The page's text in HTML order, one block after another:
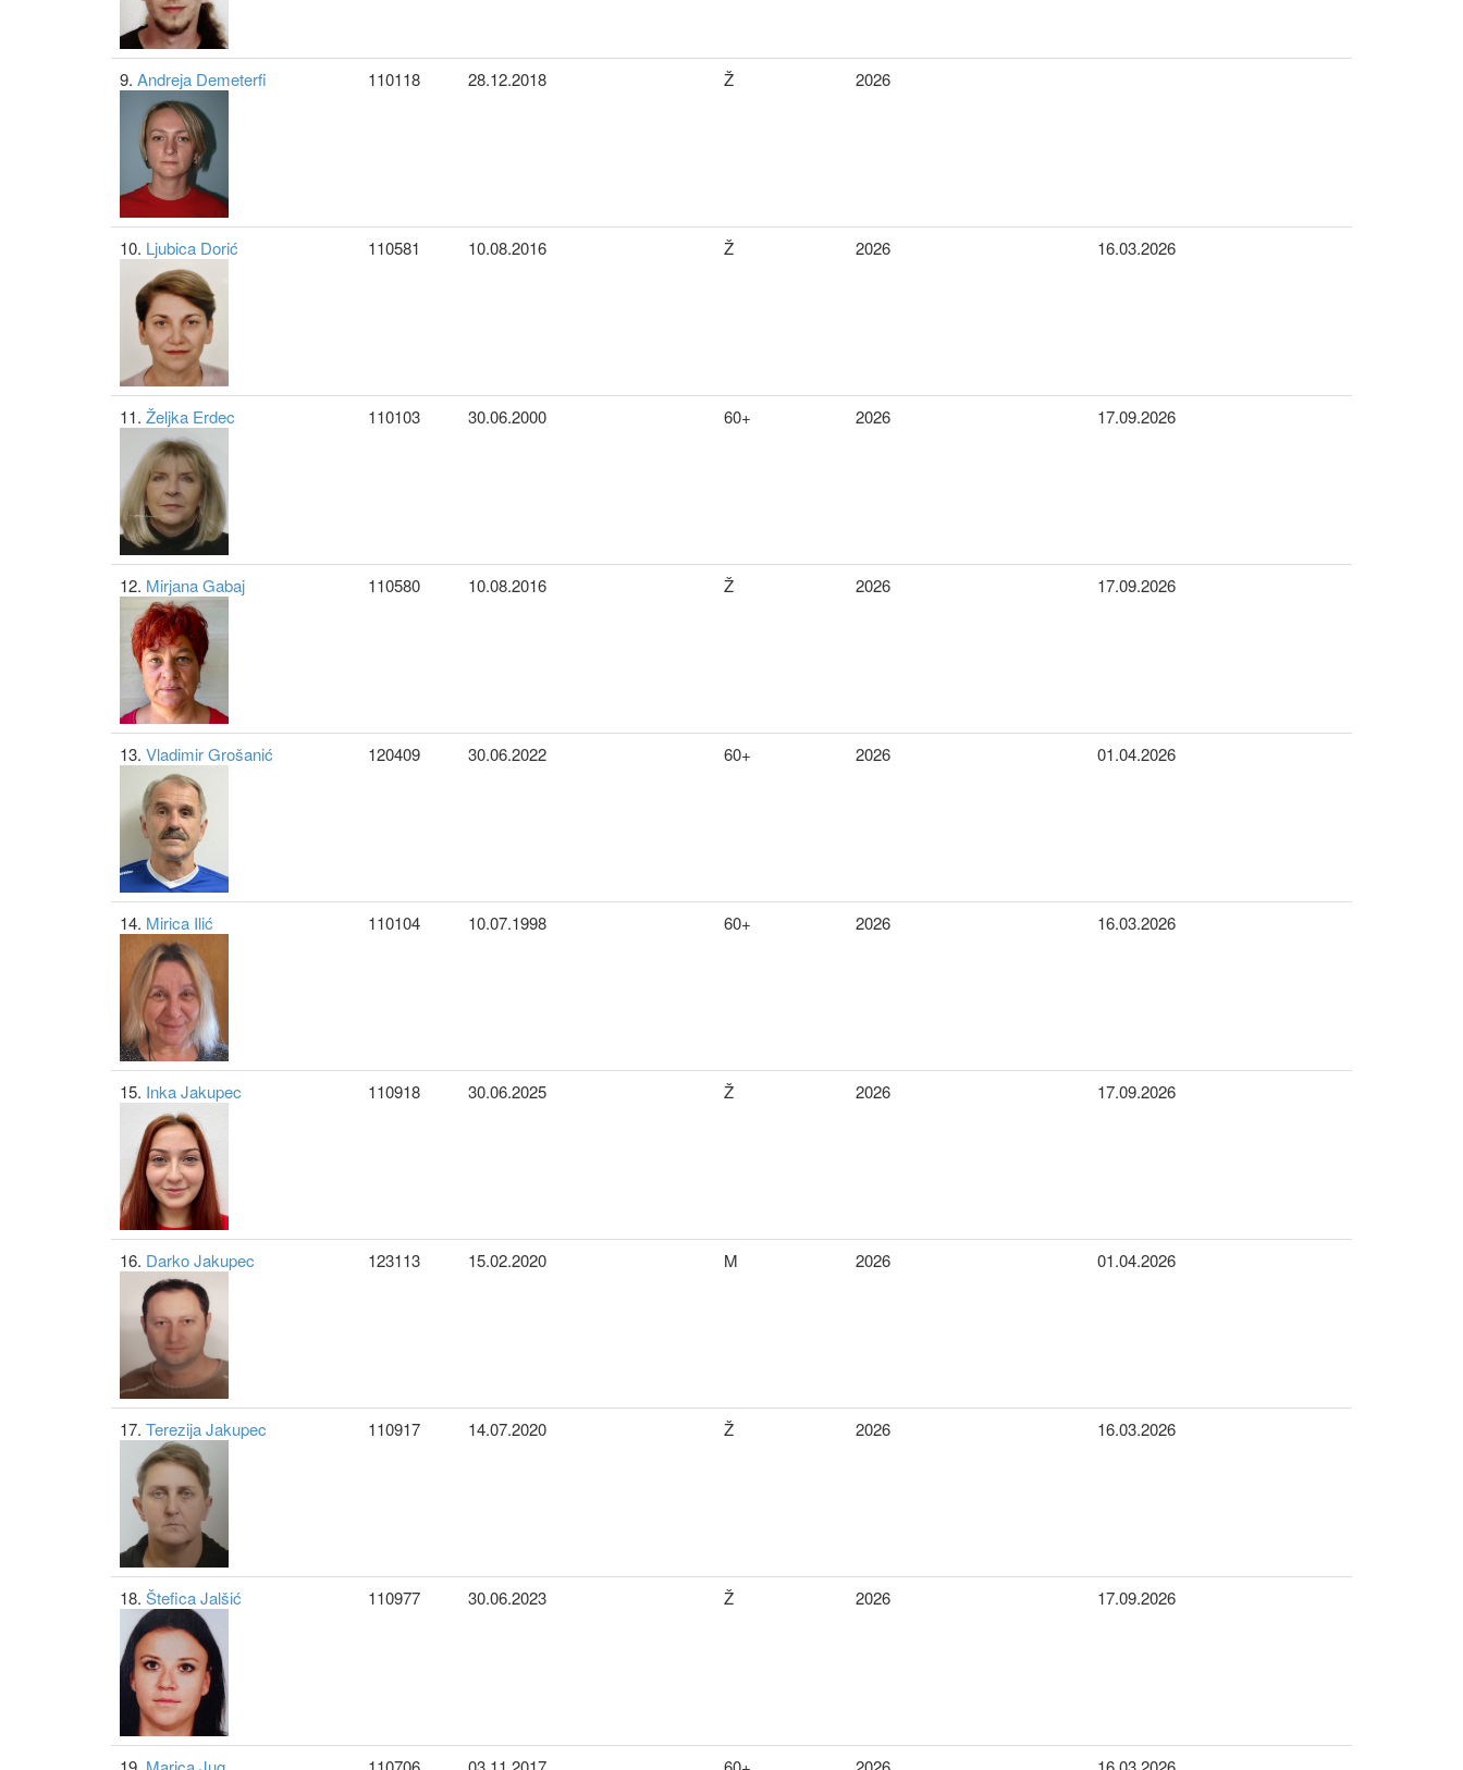
9. Andreja Demeterfi 110118 28.12.2018 Ž 2026
10. Ljubica Dorić 110581 10.08.2016 Ž 2026 16.03.2026
11. Željka Erdec 110103 30.06.2000 60+ 2026 17.09.2026
12. Mirjana Gabaj 110580 10.08.2016 Ž 2026 17.09.2026
13. Vladimir Grošanić 120409 30.06.2022 60+ 2026 01.04.2026
14. Mirica Ilić 110104 10.07.1998 60+ 2026 16.03.2026
15. Inka Jakupec 110918 30.06.2025 Ž 2026 17.09.2026
16. Darko Jakupec 123113 15.02.2020 M 2026 01.04.2026
17. Terezija Jakupec 110917 14.07.2020 Ž 2026 16.03.2026
18. Štefica Jalšić 110977 30.06.2023 Ž 2026 17.09.2026